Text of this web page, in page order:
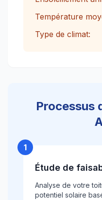
Température
Type de climat:
Processus
1
Étude de
Analyse de votre
potentiel solaire